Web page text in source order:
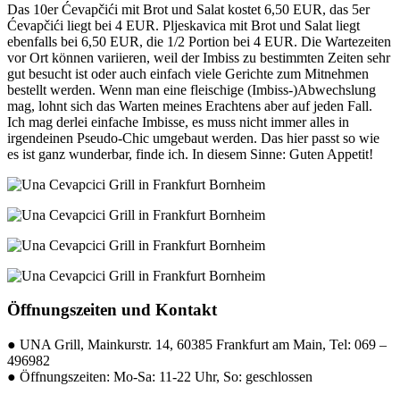
Das 10er Ćevapčići mit Brot und Salat kostet 6,50 EUR, das 5er
Ćevapčići liegt bei 4 EUR. Pljeskavica mit Brot und Salat liegt
ebenfalls bei 6,50 EUR, die 1/2 Portion bei 4 EUR. Die Wartezeiten
vor Ort können variieren, weil der Imbiss zu bestimmten Zeiten sehr
gut besucht ist oder auch einfach viele Gerichte zum Mitnehmen
bestellt werden. Wenn man eine fleischige (Imbiss-)Abwechslung
mag, lohnt sich das Warten meines Erachtens aber auf jeden Fall.
Ich mag derlei einfache Imbisse, es muss nicht immer alles in
irgendeinen Pseudo-Chic umgebaut werden. Das hier passt so wie
es ist ganz wunderbar, finde ich. In diesem Sinne: Guten Appetit!
Öffnungszeiten und Kontakt
● UNA Grill, Mainkurstr. 14, 60385 Frankfurt am Main, Tel: 069 –
496982
● Öffnungszeiten: Mo-Sa: 11-22 Uhr, So: geschlossen